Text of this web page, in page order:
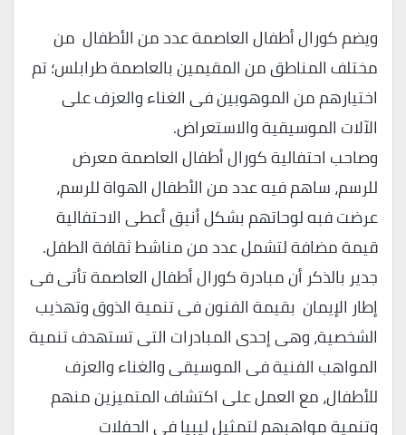
ويضم كورال أطفال العاصمة عدد من الأطفال من
مختلف المناطق من المقيمين بالعاصمة طرابلس؛ تم
اختيارهم من الموهوبين فى الغناء والعزف على
الآلات الموسيقية والاستعراض.
وصاحب احتفالية كورال أطفال العاصمة معرض
للرسم، ساهم فيه عدد من الأطفال الهواة للرسم،
عرضت فبه لوحاتهم بشكل أنيق أعطى الاحتفالية
قيمة مضافة لتشمل عدد من مناشط ثقافة الطفل.
جدير بالذكر أن مبادرة كورال أطفال العاصمة تأتى فى
إطار الإيمان بقيمة الفنون فى تنمية الذوق وتهذيب
الشخصية، وهى إحدى المبادرات التى تستهدف تنمية
المواهب الفنية فى الموسيقى والغناء والعزف
للأطفال، مع العمل على اكتشاف المتميزين منهم
وتنمية مواهبهم لتمثيل ليبيا فى الحفلات